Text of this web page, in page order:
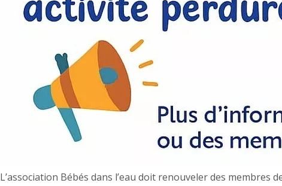
L’association Bébés dans l’eau doit renouveler des